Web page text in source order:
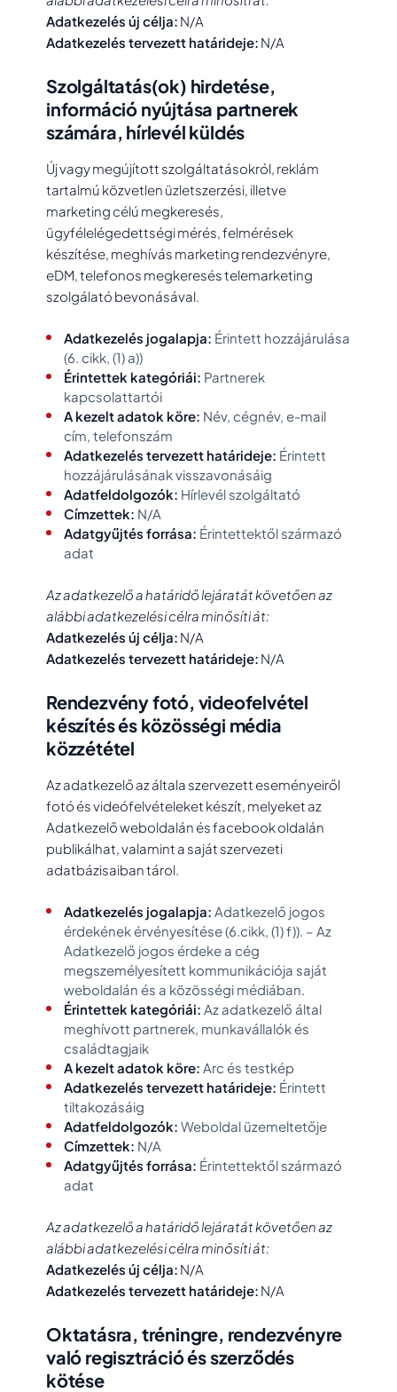
Adatkezelés új célja: N/A
Adatkezelés tervezett határideje: N/A
Szolgáltatás(ok) hirdetése,
információ nyújtása partnerek
számára, hírlevél küldés
Új vagy megújított szolgáltatásokról, reklám
tartalmú közvetlen üzletszerzési, illetve
marketing célú megkeresés,
ügyfélelégedettségi mérés, felmérések
készítése, meghívás marketing rendezvényre,
eDM, telefonos megkeresés telemarketing
szolgálató bevonásával.
Adatkezelés jogalapja: Érintett hozzájárulása
(6. cikk, (1) a))
Érintettek kategóriái: Partnerek
kapcsolattartói
A kezelt adatok köre: Név, cégnév, e-mail
cím, telefonszám
Adatkezelés tervezett határideje: Érintett
hozzájárulásának visszavonásáig
Adatfeldolgozók: Hírlevél szolgáltató
Címzettek: N/A
Adatgyűjtés forrása: Érintettektől származó
adat
Az adatkezelő a határidő lejáratát követően az
alábbi adatkezelési célra minősíti át:
Adatkezelés új célja: N/A
Adatkezelés tervezett határideje: N/A
Rendezvény fotó, videofelvétel
készítés és közösségi média
közzététel
Az adatkezelő az általa szervezett eseményeiről
fotó és videófelvételeket készít, melyeket az
Adatkezelő weboldalán és facebook oldalán
publikálhat, valamint a saját szervezeti
adatbázisaiban tárol.
Adatkezelés jogalapja: Adatkezelő jogos
érdekének érvényesítése (6.cikk, (1) f)). – Az
Adatkezelő jogos érdeke a cég
megszemélyesített kommunikációja saját
weboldalán és a közösségi médiában.
Érintettek kategóriái: Az adatkezelő által
meghívott partnerek, munkavállalók és
családtagjaik
A kezelt adatok köre: Arc és testkép
Adatkezelés tervezett határideje: Érintett
tiltakozásáig
Adatfeldolgozók: Weboldal üzemeltetője
Címzettek: N/A
Adatgyűjtés forrása: Érintettektől származó
adat
Az adatkezelő a határidő lejáratát követően az
alábbi adatkezelési célra minősíti át:
Adatkezelés új célja: N/A
Adatkezelés tervezett határideje: N/A
Oktatásra, tréningre, rendezvényre
való regisztráció és szerződés
kötése